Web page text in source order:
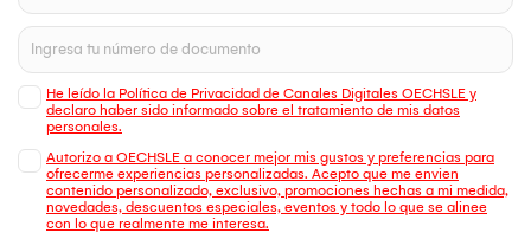
He leído la Política de Privacidad de Canales Digitales OECHSLE y
declaro haber sido informado sobre el tratamiento de mis datos
personales.
Autorizo a OECHSLE a conocer mejor mis gustos y preferencias para
ofrecerme experiencias personalizadas. Acepto que me envien
contenido personalizado, exclusivo, promociones hechas a mi medida,
novedades, descuentos especiales, eventos y todo lo que se alinee
con lo que realmente me interesa.